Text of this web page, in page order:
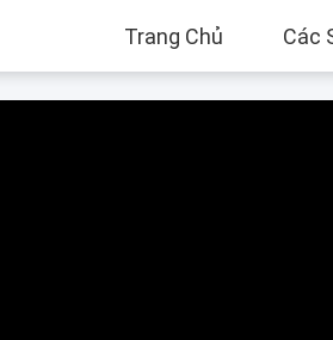
Trang Chủ Các